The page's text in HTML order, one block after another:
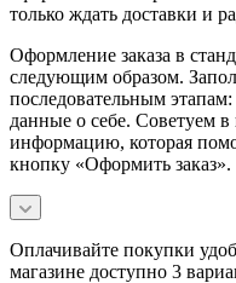
только ждать доставки и
Оформление заказа в
следующим образом.
последовательным
данные о себе. Советуем в
информацию, которая
кнопку «Оформить заказ».
Оплачивайте покупки
магазине доступно 3